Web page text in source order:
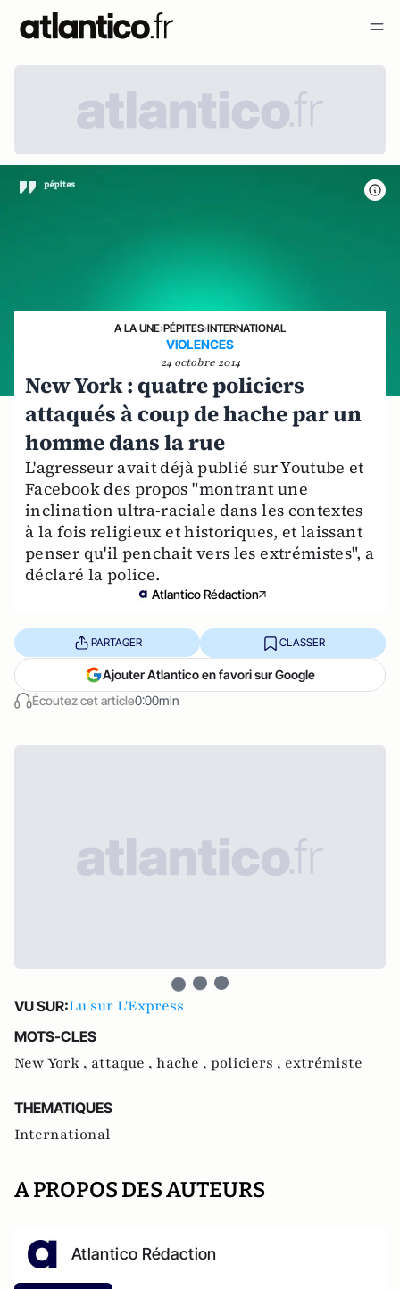
A LA UNE›PÉPITES›INTERNATIONAL
VIOLENCES
24 octobre 2014
New York : quatre policiers
attaqués à coup de hache par un
homme dans la rue
L'agresseur avait déjà publié sur Youtube et
Facebook des propos "montrant une
inclination ultra-raciale dans les contextes
à la fois religieux et historiques, et laissant
penser qu'il penchait vers les extrémistes", a
déclaré la police.
Atlantico Rédaction
Écoutez cet article0:00min
PARTAGER CLASSER
Ajouter Atlantico en favori sur Google
VU SUR:Lu sur L'Express
MOTS-CLES
New York , attaque , hache , policiers , extrémiste
THEMATIQUES
International
A PROPOS DES AUTEURS
Atlantico Rédaction